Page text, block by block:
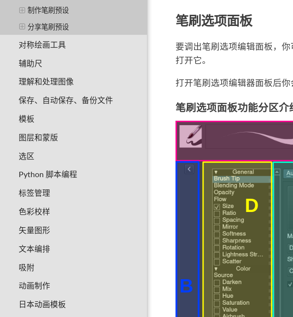
制作笔刷预设
分享笔刷预设
对称绘画工具
辅助尺
理解和处理图像
保存、自动保存、备份文件
模板
图层和蒙版
选区
Python 脚本编程
标签管理
色彩校样
矢量图形
文本编排
吸附
动画制作
日本动画模板
笔刷选项面板
要调出笔刷选项编辑面板，
打开它。
打开笔刷选项编辑器面板后你
笔刷选项面板功能分区介